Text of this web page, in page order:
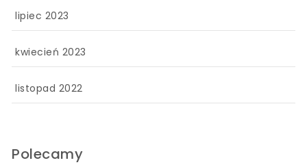
lipiec 2023
kwiecień 2023
listopad 2022
Polecamy